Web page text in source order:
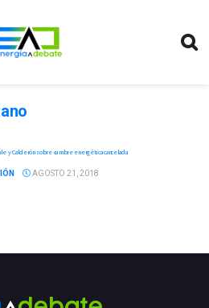
y Calderón sobre cumbre energética cancelada
AGOSTO 21, 2018